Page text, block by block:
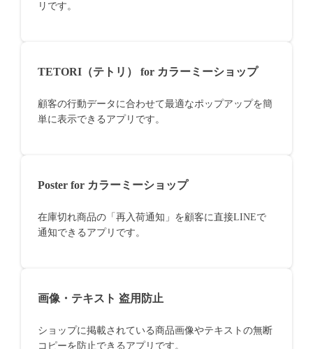
リです。
TETORI（テトリ） for カラーミーショップ
顧客の行動データに合わせて最適なポップアップを簡
単に表示できるアプリです。
Poster for カラーミーショップ
在庫切れ商品の「再入荷通知」を顧客に直接LINEで
通知できるアプリです。
画像・テキスト 盗用防止
ショップに掲載されている商品画像やテキストの無断
コピーを防止できるアプリです。